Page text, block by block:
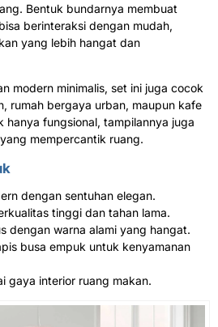
Bentuk bundarnya membuat
berinteraksi dengan mudah,
yang lebih hangat dan
modern minimalis, set ini juga cocok
rumah bergaya urban, maupun kafe
hanya fungsional, tampilannya juga
mempercantik ruang.
dengan sentuhan elegan.
tinggi dan tahan lama.
dengan warna alami yang hangat.
busa empuk untuk kenyamanan
gaya interior ruang makan.